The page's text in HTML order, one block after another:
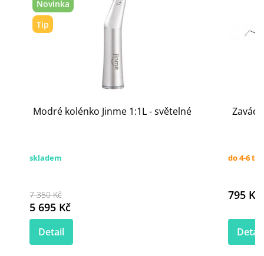
Novinka
Tip
Modré kolénko Jinme 1:1L - světelné
skladem
7 350 Kč
5 695 Kč
Detail
do 4-6
795 Kč
Detail